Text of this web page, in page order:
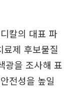
칼의 대표 파
제 후보물질
광을 조사해 표
전성을 높일